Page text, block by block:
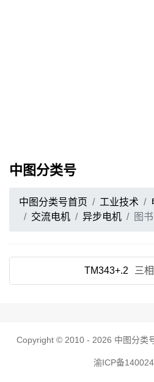
中图分类号
中图分类号首页 工业技术
交流电机
异步电机 图
TM343+.2 三
Copyright © 2010 - 2026 中图分类
渝ICP备